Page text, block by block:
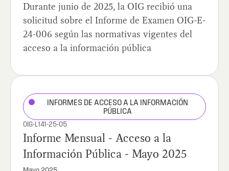
Durante junio de 2025, la OIG recibió una
solicitud sobre el Informe de Examen OIG-E-
24-006 según las normativas vigentes del
acceso a la información pública
INFORMES DE ACCESO A LA INFORMACIÓN
PÚBLICA
OIG-L141-25-05
Informe Mensual - Acceso a la
Información Pública - Mayo 2025